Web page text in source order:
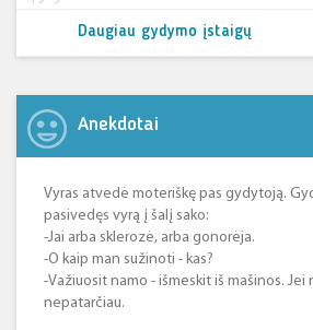
Daugiau gydymo įstaigų
Anekdotai
Vyras atvedė moteriškę pas gydytoją.
pasivedęs vyrą į šalį sako:
-Jai arba sklerozė, arba gonorėja.
-O kaip man sužinoti - kas?
-Važiuosit namo - išmeskit iš mašinos. Jei
nepatarčiau.